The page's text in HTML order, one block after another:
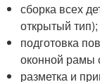
сборка всех
открытый тип);
подготовка
оконной рамы
разметка и